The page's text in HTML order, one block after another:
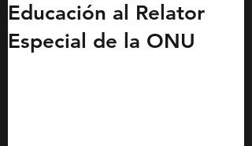
Educación al Relator
Especial de la ONU